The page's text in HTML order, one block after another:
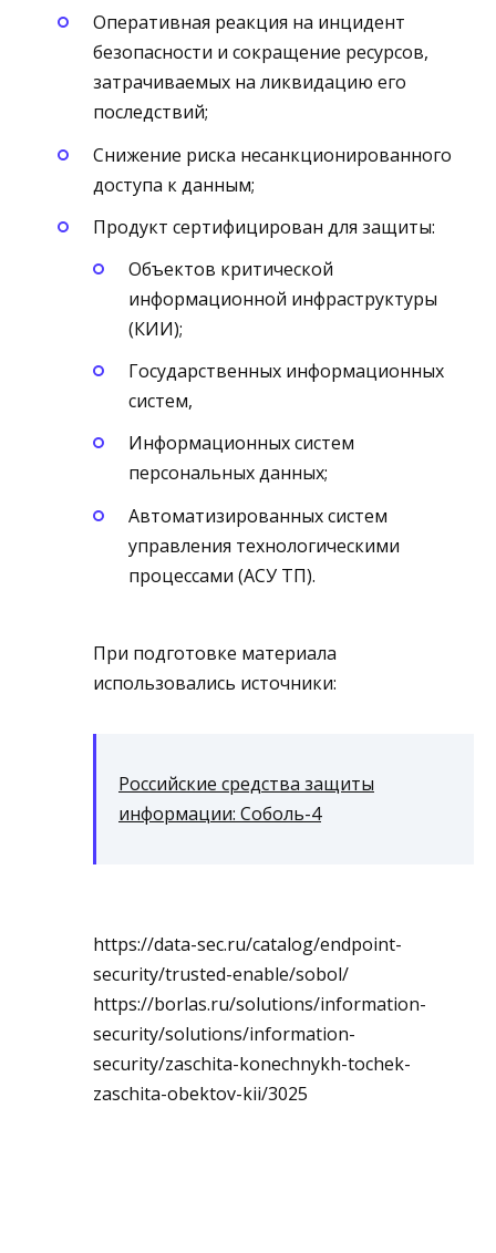
Оперативная реакция на инцидент
безопасности и сокращение ресурсов,
затрачиваемых на ликвидацию его
последствий;
Снижение риска несанкционированного
доступа к данным;
Продукт сертифицирован для защиты:
Объектов критической
информационной инфраструктуры
(КИИ);
Государственных информационных
систем,
Информационных систем
персональных данных;
Автоматизированных систем
управления технологическими
процессами (АСУ ТП).
При подготовке материала
использовались источники:
Российские средства защиты
информации: Соболь-4
https://data-sec.ru/catalog/endpoint-
security/trusted-enable/sobol/
https://borlas.ru/solutions/information-
security/solutions/information-
security/zaschita-konechnykh-tochek-
zaschita-obektov-kii/3025